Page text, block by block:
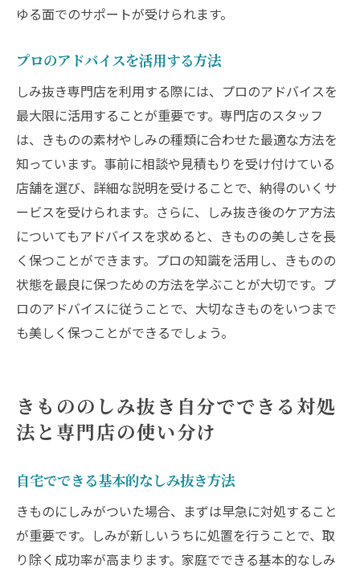
ゆる面でのサポートが受けられます。
プロのアドバイスを活用する方法
しみ抜き専門店を利用する際には、プロのアドバイスを
最大限に活用することが重要です。専門店のスタッフ
は、きものの素材やしみの種類に合わせた最適な方法を
知っています。事前に相談や見積もりを受け付けている
店舗を選び、詳細な説明を受けることで、納得のいくサ
ービスを受けられます。さらに、しみ抜き後のケア方法
についてもアドバイスを求めると、きものの美しさを長
く保つことができます。プロの知識を活用し、きものの
状態を最良に保つための方法を学ぶことが大切です。プ
ロのアドバイスに従うことで、大切なきものをいつまで
も美しく保つことができるでしょう。
きもののしみ抜き自分でできる対処
法と専門店の使い分け
自宅でできる基本的なしみ抜き方法
きものにしみがついた場合、まずは早急に対処すること
が重要です。しみが新しいうちに処置を行うことで、取
り除く成功率が高まります。家庭でできる基本的なしみ